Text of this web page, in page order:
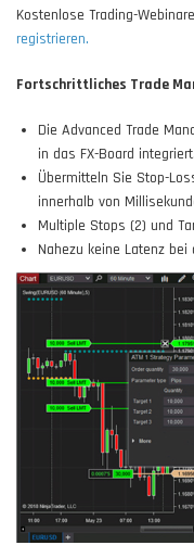
Kostenlose Trading-
registrieren.
Fortschrittliches Trade
Die Advanced Trade
in das FX-Board integriert.
Übermitteln Sie Stop-
innerhalb von
Multiple Stops (2) und
Nahezu keine Latenz bei